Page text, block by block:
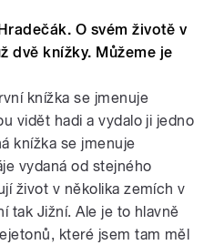
O svém životě v
dvě knížky. Můžeme je
knížka se jmenuje
vidět hadi a vydalo ji jedno
knížka se jmenuje
vydaná od stejného
život v několika zemích v
tak Jižní. Ale je to hlavně
které jsem tam měl